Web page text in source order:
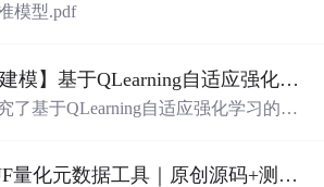
模型.pdf
【水下机器人建模】基于QLearning自适应强化学习PID控制器在AUV中的应用研究（Matlab
了基于QLearning自适应强化学习的PI
法QLearning与传统PID控制相结合的视频模型GGUF量化元数据工具｜原创源码+测试+离线报告